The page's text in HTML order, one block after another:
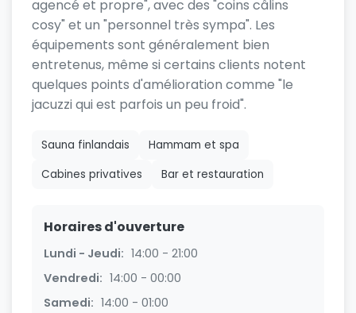
agencé et propre", avec des "coins câlins
cosy" et un "personnel très sympa". Les
équipements sont généralement bien
entretenus, même si certains clients notent
quelques points d'amélioration comme "le
jacuzzi qui est parfois un peu froid".
Sauna finlandais
Hammam et spa
Cabines privatives
Bar et restauration
Horaires d'ouverture
Lundi - Jeudi: 14:00 - 21:00
Vendredi: 14:00 - 00:00
Samedi: 14:00 - 01:00